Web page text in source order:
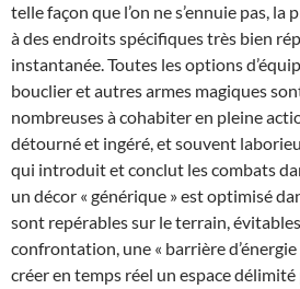
telle façon que l’on ne s’ennuie pas, la
à des endroits spécifiques très bien
instantanée. Toutes les options
bouclier et autres armes magiques
nombreuses à cohabiter en pleine
détourné et ingéré, et souvent
qui introduit et conclut les combats
un décor « générique » est optimisé
sont repérables sur le terrain,
confrontation, une « barrière
créer en temps réel un espace